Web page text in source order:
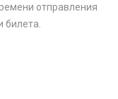
отправления
билета.